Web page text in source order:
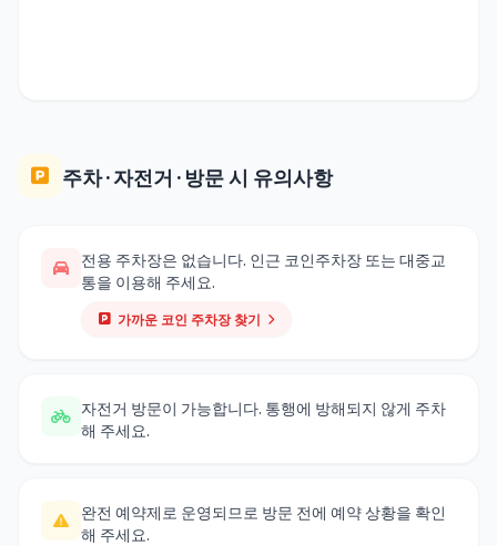
주차·자전거·방문 시 유의사항
전용 주차장은 없습니다. 인근 코인주차장 또는 대중교
통을 이용해 주세요.
가까운 코인 주차장 찾기
자전거 방문이 가능합니다. 통행에 방해되지 않게 주차
해 주세요.
완전 예약제로 운영되므로 방문 전에 예약 상황을 확인
해 주세요.